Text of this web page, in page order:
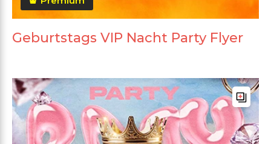
Geburtstags VIP Nacht Party Flyer